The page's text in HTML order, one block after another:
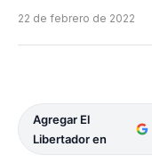
22 de febrero de 2022
Agregar El
Libertador en